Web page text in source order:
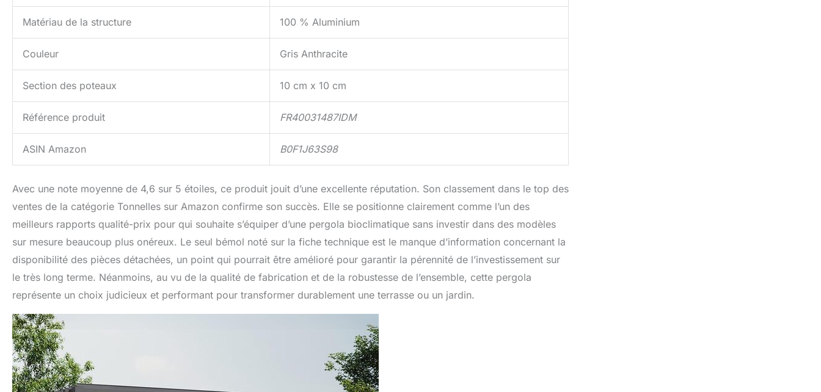
Matériau de la structure 100 % Aluminium
Couleur Gris Anthracite
Section des poteaux 10 cm x 10 cm
Référence produit FR40031487IDM
ASIN Amazon B0F1J63S98
Avec une note moyenne de 4,6 sur 5 étoiles, ce produit jouit d’une excellente réputation. Son classement dans le top des
ventes de la catégorie Tonnelles sur Amazon confirme son succès. Elle se positionne clairement comme l’un des
meilleurs rapports qualité-prix pour qui souhaite s’équiper d’une pergola bioclimatique sans investir dans des modèles
sur mesure beaucoup plus onéreux. Le seul bémol noté sur la fiche technique est le manque d’information concernant la
disponibilité des pièces détachées, un point qui pourrait être amélioré pour garantir la pérennité de l’investissement sur
le très long terme. Néanmoins, au vu de la qualité de fabrication et de la robustesse de l’ensemble, cette pergola
représente un choix judicieux et performant pour transformer durablement une terrasse ou un jardin.